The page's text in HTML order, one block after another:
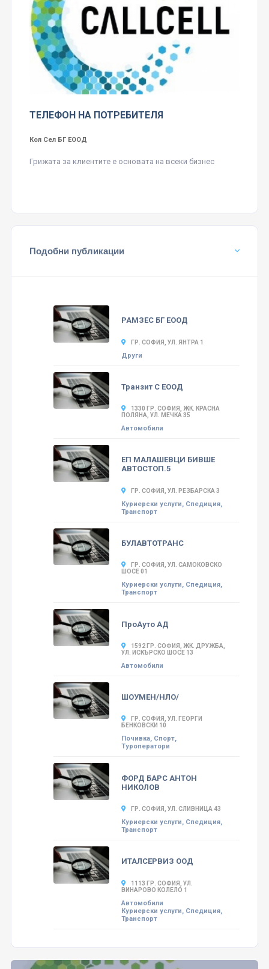
ТЕЛЕФОН НА ПОТРЕБИТЕЛЯ
Кол Сел БГ ЕООД
Грижата за клиентите е основата на всеки бизнес
Подобни публикации
РАМЗЕС БГ ЕООД
ГР. СОФИЯ, УЛ. ЯНТРА 1
Други
Транзит С ЕООД
1330 ГР. СОФИЯ, ЖК. КРАСНА
ПОЛЯНА, УЛ. МЕЧКА 35
Автомобили
ЕП МАЛАШЕВЦИ БИВШЕ
АВТОСТОП.5
ГР. СОФИЯ, УЛ. РЕЗБАРСКА 3
Куриерски услуги, Спедиция,
Транспорт
БУЛАВТОТРАНС
ГР. СОФИЯ, УЛ. САМОКОВСКО
ШОСЕ 01
Куриерски услуги, Спедиция,
Транспорт
ПроАуто АД
1592 ГР. СОФИЯ, ЖК. ДРУЖБА,
УЛ. ИСКЪРСКО ШОСЕ 13
Автомобили
ШОУМЕН/НЛО/
ГР. СОФИЯ, УЛ. ГЕОРГИ
БЕНКОВСКИ 10
Почивка, Спорт,
Туроператори
ФОРД БАРС АНТОН
НИКОЛОВ
ГР. СОФИЯ, УЛ. СЛИВНИЦА 43
Куриерски услуги, Спедиция,
Транспорт
ИТАЛСЕРВИЗ ООД
1113 ГР. СОФИЯ, УЛ.
ВИНАРОВО КОЛЕЛО 1
Автомобили
Куриерски услуги, Спедиция,
Транспорт